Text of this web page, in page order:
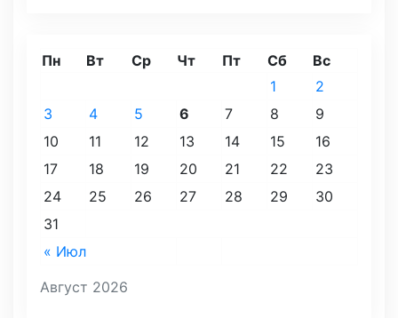
Август 2026
Пн Вт Ср Чт Пт Сб Вс
« Июл
1
2
3
4 5 6 7 8
9
10
11 12 13 14 15
16
17
18 19 20 21 22
23
24
25 26 27 28 29
30
31